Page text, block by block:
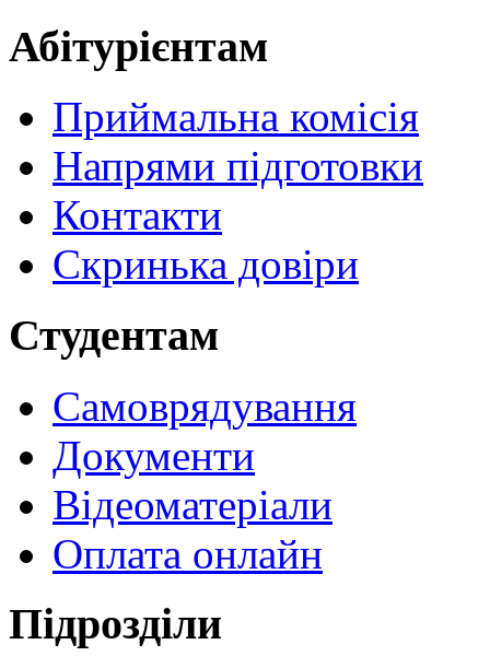
Абітурієнтам
Приймальна комісія
Напрями підготовки
Контакти
Скринька довіри
Студентам
Самоврядування
Документи
Відеоматеріали
Оплата онлайн
Підрозділи